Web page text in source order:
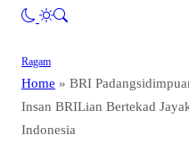
Ragam
Home » BRI
Insan BRILian Bertekad
Indonesia